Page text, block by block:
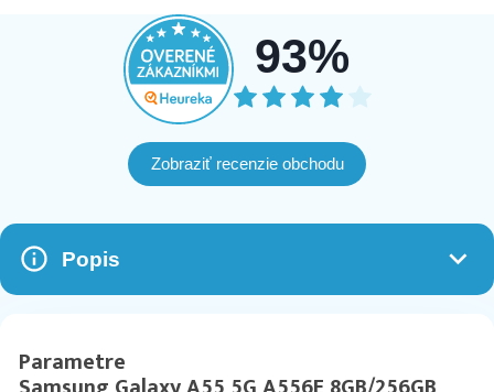
93%
Zobraziť recenzie obchodu
Popis
Parametre